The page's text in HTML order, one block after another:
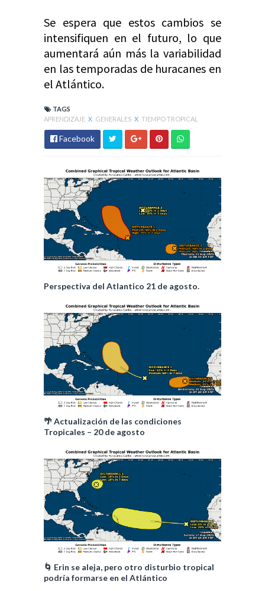
Se espera que estos cambios se
intensifiquen en el futuro, lo que
aumentará aún más la variabilidad
en las temporadas de huracanes en
el Atlántico.
TAGS
APRENDIZAJE X GENERALES X TIEMPO TROPICAL
Facebook
Perspectiva del Atlantico 21 de agosto.
🌴 Actualización de las condiciones
Tropicales – 20 de agosto
🌀 Erin se aleja, pero otro disturbio tropical
podría formarse en el Atlántico